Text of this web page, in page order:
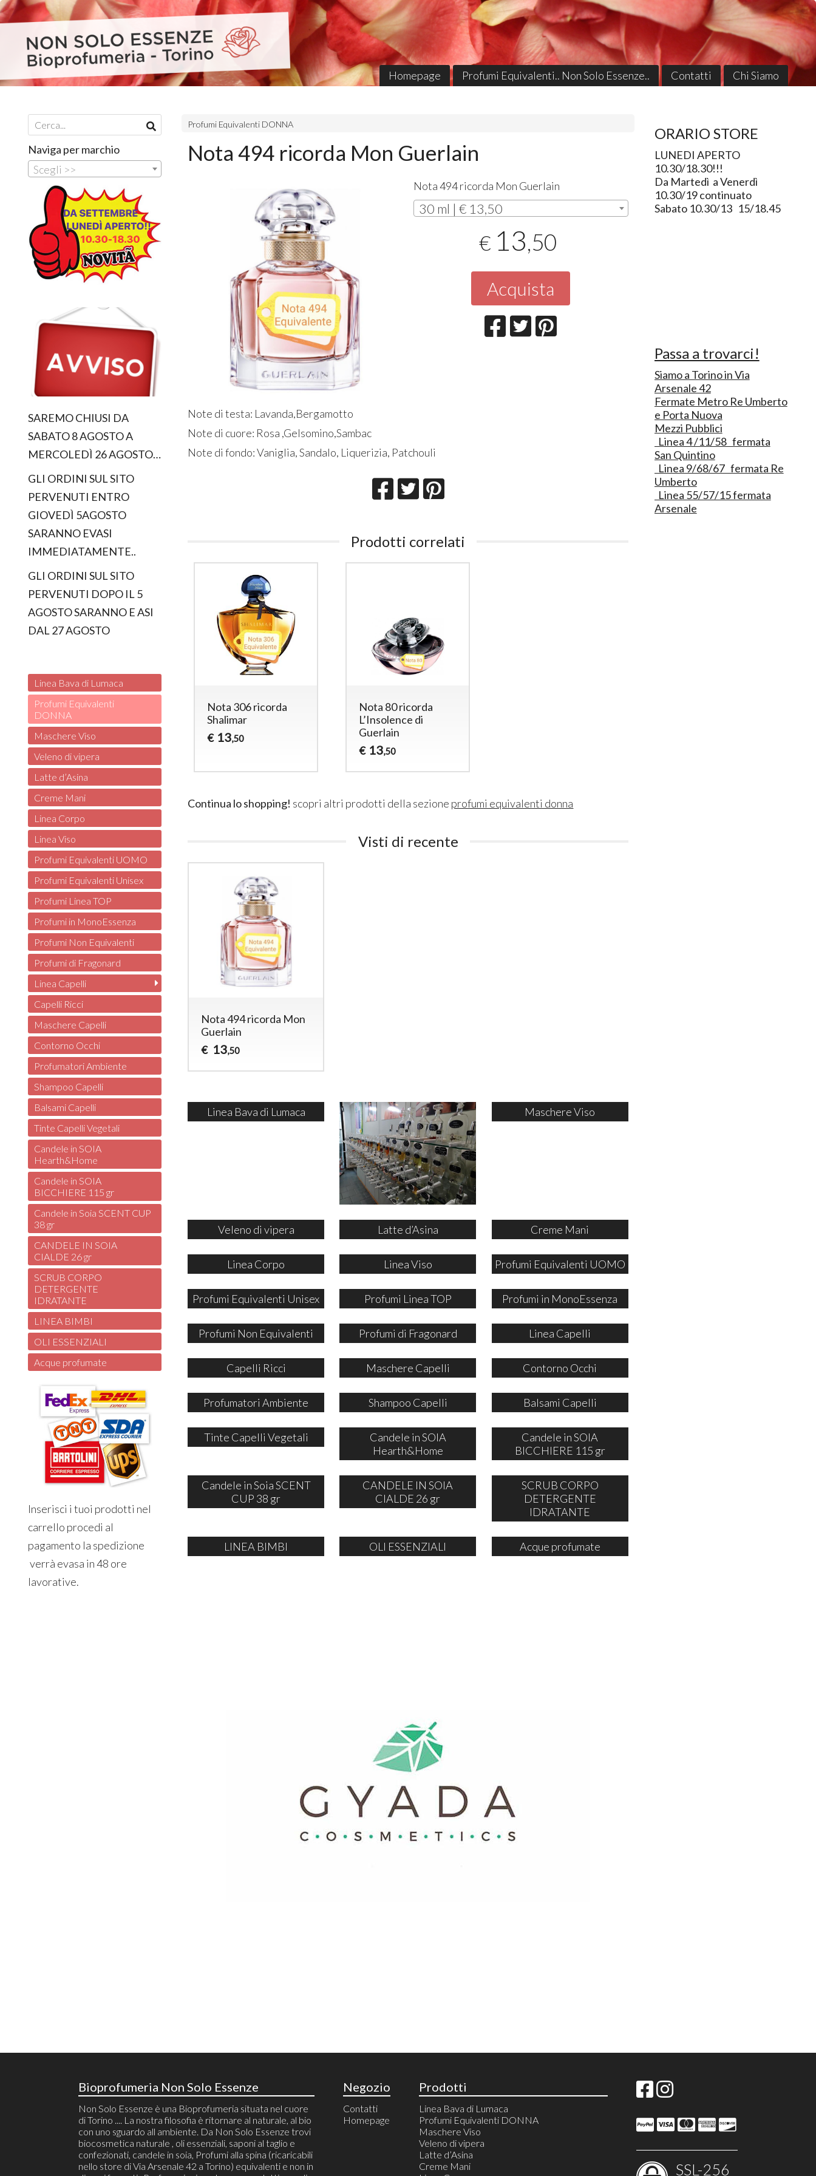
Homepage Profumi Equivalenti.. Non Solo Essenze.. Contatti Chi Siamo
Profumi Equivalenti DONNA
Nota 494 ricorda Mon Guerlain
Nota 494 ricorda Mon Guerlain
30 ml | € 13,50
€ 13,50
Acquista
Note di testa: Lavanda,Bergamotto
Note di cuore: Rosa ,Gelsomino,Sambac
Note di fondo: Vaniglia, Sandalo, Liquerizia, Patchouli
Prodotti correlati
Nota 306 ricorda
Shalimar
€ 13,50
Nota 80 ricorda
L’Insolence di
Guerlain
€ 13,50
Continua lo shopping! scopri altri prodotti della sezione profumi equivalenti donna
Visti di recente
Nota 494 ricorda Mon
Guerlain
€ 13,50
Linea Bava di Lumaca Maschere Viso
Veleno di vipera Latte d’Asina Creme Mani
Linea Corpo Linea Viso Profumi Equivalenti UOMO
Profumi Equivalenti Unisex Profumi Linea TOP Profumi in MonoEssenza
Profumi Non Equivalenti Profumi di Fragonard Linea Capelli
Capelli Ricci Maschere Capelli Contorno Occhi
Profumatori Ambiente Shampoo Capelli Balsami Capelli
Tinte Capelli Vegetali
Candele in SOIA
Hearth&Home
Candele in SOIA
BICCHIERE 115 gr
Candele in Soia SCENT
CUP 38 gr
CANDELE IN SOIA
CIALDE 26 gr
SCRUB CORPO
DETERGENTE
IDRATANTE
LINEA BIMBI OLI ESSENZIALI Acque profumate
Naviga per marchio
Scegli >>
SAREMO CHIUSI DA
SABATO 8 AGOSTO A
MERCOLEDÌ 26 AGOSTO…
GLI ORDINI SUL SITO
PERVENUTI ENTRO
GIOVEDÌ 5AGOSTO
SARANNO EVASI
IMMEDIATAMENTE..
GLI ORDINI SUL SITO
PERVENUTI DOPO IL 5
AGOSTO SARANNO E ASI
DAL 27 AGOSTO
Linea Bava di Lumaca
Profumi Equivalenti
DONNA
Maschere Viso
Veleno di vipera
Latte d’Asina
Creme Mani
Linea Corpo
Linea Viso
Profumi Equivalenti UOMO
Profumi Equivalenti Unisex
Profumi Linea TOP
Profumi in MonoEssenza
Profumi Non Equivalenti
Profumi di Fragonard
Linea Capelli
Capelli Ricci
Maschere Capelli
Contorno Occhi
Profumatori Ambiente
Shampoo Capelli
Balsami Capelli
Tinte Capelli Vegetali
Candele in SOIA
Hearth&Home
Candele in SOIA
BICCHIERE 115 gr
Candele in Soia SCENT CUP
38 gr
CANDELE IN SOIA
CIALDE 26 gr
SCRUB CORPO
DETERGENTE
IDRATANTE
LINEA BIMBI
OLI ESSENZIALI
Acque profumate
Inserisci i tuoi prodotti nel
carrello procedi al
pagamento la spedizione
verrà evasa in 48 ore
lavorative.
ORARIO STORE
LUNEDI APERTO
10.30/18.30!!!
Da Martedì a Venerdì
10.30/19 continuato
Sabato 10.30/13 15/18.45
Passa a trovarci!
Siamo a Torino in Via
Arsenale 42
Fermate Metro Re Umberto
e Porta Nuova
Mezzi Pubblici
Linea 4 /11/58 fermata
San Quintino
Linea 9/68/67 fermata Re
Umberto
Linea 55/57/15 fermata
Arsenale
Bioprofumeria Non Solo Essenze
Non Solo Essenze è una Bioprofumeria situata nel cuore
di Torino .... La nostra filosofia è ritornare al naturale, al bio
con uno sguardo all ambiente. Da Non Solo Essenze trovi
biocosmetica naturale , oli essenziali, saponi al taglio e
confezionati, candele in soia, Profumi alla spina (ricaricabili
nello store di Via Arsenale 42 a Torino) equivalenti e non in
Negozio
Contatti
Homepage
Prodotti
Linea Bava di Lumaca
Profumi Equivalenti DONNA
Maschere Viso
Veleno di vipera
Latte d’Asina
Creme Mani
SSL-256